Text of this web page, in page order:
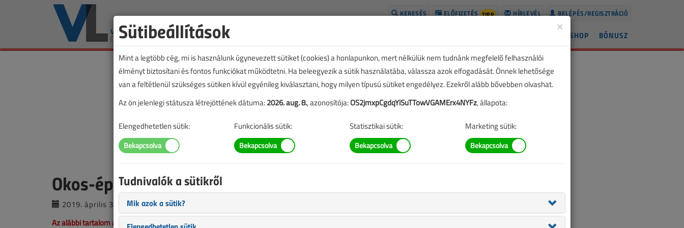
BELÉPÉS/REGISZTRÁCIÓ
HÍRLEVÉL
ELŐFIZETÉS TIPP
KERESÉS
BÓNUSZ
SHOP
Okos-épületvezérlés – irányítsuk az energiát!
2019. április 3. | támogatott cikk |
Az alábbi tartalom archív, 7 éve frissült utoljára. A cikkben szereplő információk mára aktualitásukat veszíthették,
×
Sütibeállítások
Mint a legtöbb cég, mi is használunk úgynevezett sütiket (cookies) a honlapunkon, mert nélkülük nem tudnánk megfelelő felhasználói
élményt biztosítani és fontos funkciókat működtetni. Ha beleegyezik a sütik használatába, válassza azok elfogadását. Önnek lehetősége
van a feltétlenül szükséges sütiken kívül egyénileg kiválasztani, hogy milyen típusú sütiket engedélyez. Ezekről alább bővebben olvashat.
Az ön jelenlegi státusza létrejöttének dátuma:2026. aug. 8., azonosítója:OS2jmxpCgdqYiSuTTowVGAMErx4NYFz, állapota:
Elengedhetetlen sütik: Funkcionális sütik: Statisztikai sütik: Marketing sütik:
Tudnivalók a sütikről
Mik azok a sütik?